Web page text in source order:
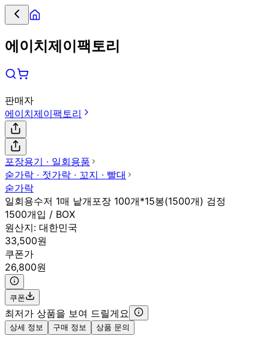
에이치제이팩토리
판매자
에이치제이팩토리
포장용기 ∙ 일회용품
숟가락 ∙ 젓가락 ∙ 꼬지 ∙ 빨대
숟가락
일회용수저 1매 낱개포장 100개*15봉(1500개) 검정
1500개입 / BOX
원산지: 대한민국
33,500원
쿠폰가
26,800원
쿠폰
최저가 상품을 보여 드릴게요
상세 정보 구매 정보 상품 문의